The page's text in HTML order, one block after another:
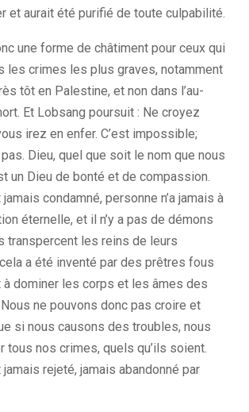
et aurait été purifié de toute culpabilité.
une forme de châtiment pour ceux qui
les crimes les plus graves, notamment
tôt en Palestine, et non dans l’au-
Et Lobsang poursuit : Ne croyez
irez en enfer. C’est impossible;
pas. Dieu, quel que soit le nom que nous
un Dieu de bonté et de compassion.
jamais condamné, personne n’a jamais à
éternelle, et il n’y a pas de démons
transpercent les reins de leurs
a été inventé par des prêtres fous
à dominer les corps et les âmes des
ne pouvons donc pas croire et
si nous causons des troubles, nous
tous nos crimes, quels qu’ils soient.
jamais rejeté, jamais abandonné par